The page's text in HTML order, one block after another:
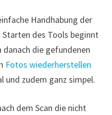
Handhabung der
des Tools beginnt
die gefundenen
Fotos wiederherstellen
und zudem ganz simpel.
dem Scan die nicht